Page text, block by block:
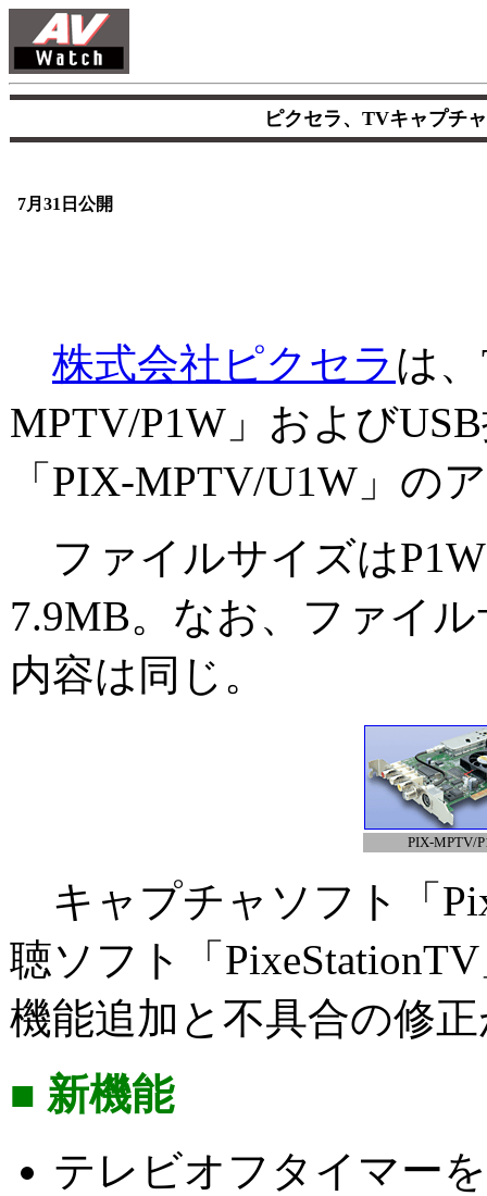
ピクセラ、TVキャプチ
7月31日公開
株式会社ピクセラ は
MPTV/P1W」および
「PIX-MPTV/U1W」の
ファイルサイズは
7.9MB。なお、ファイ
内容は同じ。
PIX-MPTV/
キャプチャソフト「
聴ソフト「
機能追加と不具合の修
■ 新機能
テレビオフタイマー